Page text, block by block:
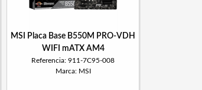
MSI Placa Base B550M PRO-VDH
WIFI mATX AM4
Referencia: 911-7C95-008
Marca: MSI